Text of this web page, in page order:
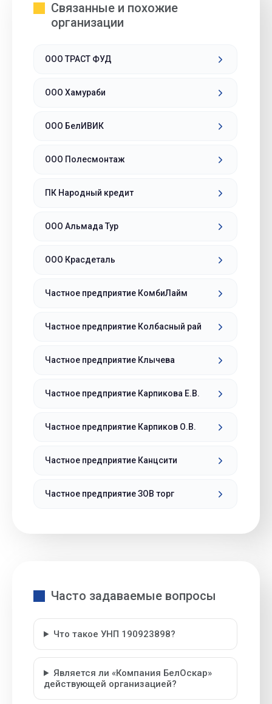
Связанные и похожие
организации
ООО ТРАСТ ФУД
ООО Хамураби
ООО БелИВИК
ООО Полесмонтаж
ПК Народный кредит
ООО Альмада Тур
ООО Красдеталь
Частное предприятие КомбиЛайм
Частное предприятие Колбасный рай
Частное предприятие Клычева
Частное предприятие Карпикова Е.В.
Частное предприятие Карпиков О.В.
Частное предприятие Канцсити
Частное предприятие ЗОВ торг
Часто задаваемые вопросы
Что такое УНП 190923898?
Является ли «Компания БелОскар»
действующей организацией?